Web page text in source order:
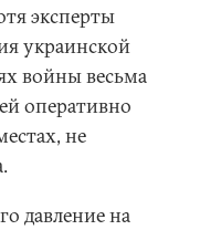
эксперты
украинской
войны весьма
оперативно
не
давление на